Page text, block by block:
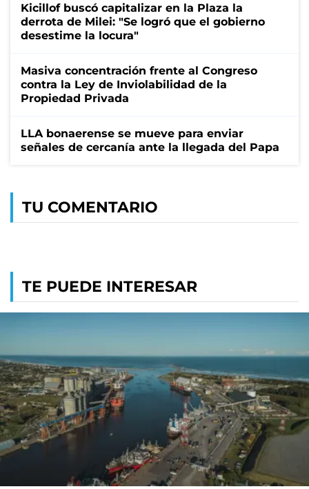
Kicillof buscó capitalizar en la Plaza la
derrota de Milei: "Se logró que el gobierno
desestime la locura"
Masiva concentración frente al Congreso
contra la Ley de Inviolabilidad de la
Propiedad Privada
LLA bonaerense se mueve para enviar
señales de cercanía ante la llegada del Papa
TU COMENTARIO
TE PUEDE INTERESAR